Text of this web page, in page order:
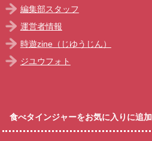
編集部スタッフ
運営者情報
時遊zine（じゆうじん）
ジユウフォト
食べタインジャーをお気に入りに追加